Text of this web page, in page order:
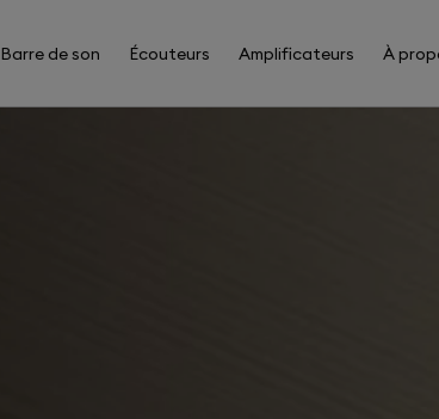
Barre de son Écouteurs Amplificateurs À